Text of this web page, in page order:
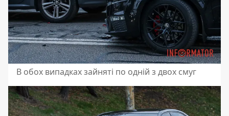
В обох випадках зайняті по одній з двох смуг